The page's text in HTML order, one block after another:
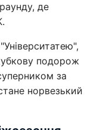
де
подорож
за
норвезький